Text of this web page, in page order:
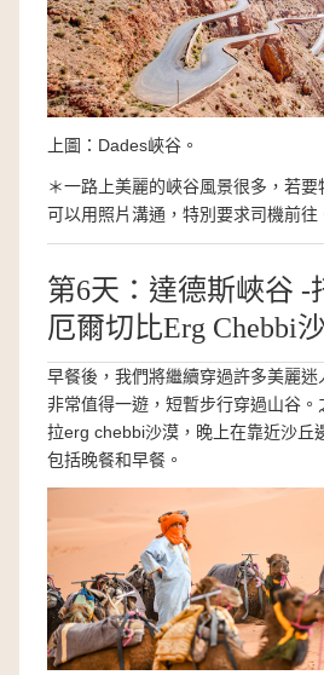
上圖：Dades峽谷。
＊一路上美麗的峽谷風景很多，若要
可以用照片溝通，特別要求司機前往
第6天：達德斯峽谷 -
厄爾切比Erg Chebbi
早餐後，我們將繼續穿過許多美麗
非常值得一遊，短暫步行穿過山谷
拉erg chebbi沙漠，晚上在靠近沙丘
包括晚餐和早餐。